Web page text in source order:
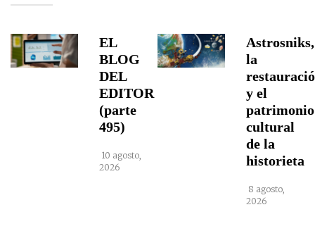
EL
BLOG
DEL
EDITOR
(parte
495)
10 agosto,
2026
Astrosniks,
la
y el
patrimonio
cultural
de la
historieta
8 agosto,
2026